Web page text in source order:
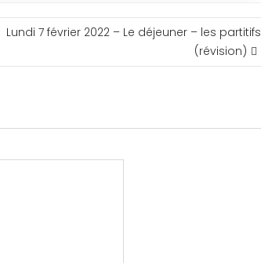
Lundi 7 février 2022 – Le déjeuner – les partitifs
(révision)